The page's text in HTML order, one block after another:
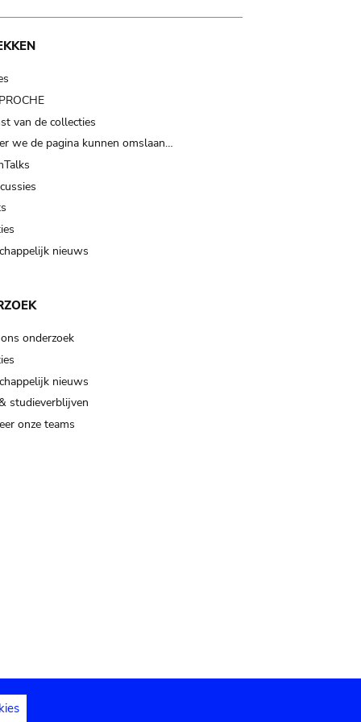
van de collecties
we de pagina kunnen omslaan…
nieuws
onderzoek
nieuws
studieverblijven
onze teams